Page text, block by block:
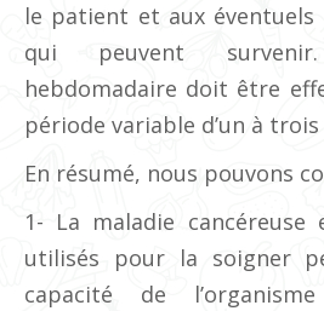
le patient et aux éventuels
qui peuvent
hebdomadaire doit être
période variable d’un à
En résumé, nous pouvons
1- La maladie
utilisés pour la soigner
capacité de